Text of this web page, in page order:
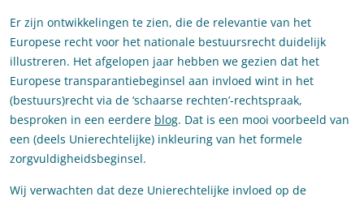
Er zijn ontwikkelingen te zien, die de relevantie van het
Europese recht voor het nationale bestuursrecht duidelijk
illustreren. Het afgelopen jaar hebben we gezien dat het
Europese transparantiebeginsel aan invloed wint in het
(bestuurs)recht via de ‘schaarse rechten’-rechtspraak,
besproken in een eerdere blog. Dat is een mooi voorbeeld van
een (deels Unierechtelijke) inkleuring van het formele
zorgvuldigheidsbeginsel.
Wij verwachten dat deze Unierechtelijke invloed op de